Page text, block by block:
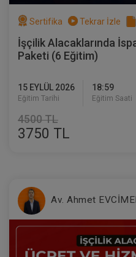
Sertifika Tekrar İzle
İşçilik Alacaklarında
Paketi (6 Eğitim)
15 EYLÜL 2026
Eğitim Tarihi
18:59
Eğitim Saati
4500 TL
3750 TL
Av. Ahmet